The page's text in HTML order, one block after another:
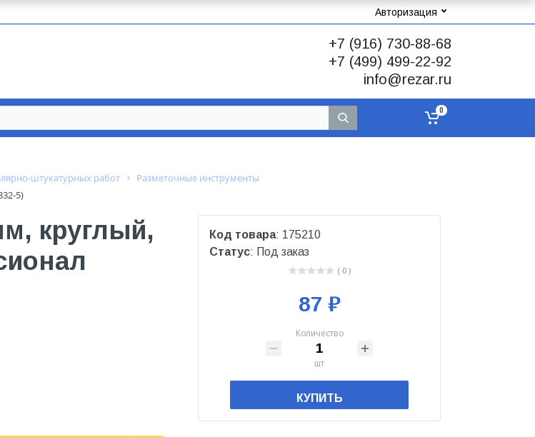
Авторизация
+7 (916) 730-88-68
+7 (499) 499-22-92
info@rezar.ru
0
штукатурных работ
Разметочные инструменты
5)
круглый,
Код товара: 175210
Статус: Под заказ
( 0 )
87 ₽
Количество
шт
КУПИТЬ